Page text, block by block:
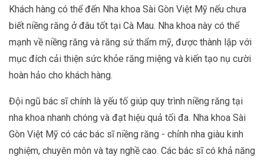
Khách hàng có thể đến Nha khoa Sài Gòn Việt Mỹ nếu chưa
biết niềng răng ở đâu tốt tại Cà Mau. Nha khoa này có thể
mạnh về niềng răng và răng sứ thẩm mỹ, được thành lập với
mục đích cải thiện sức khỏe răng miệng và kiến tạo nụ cười
hoàn hảo cho khách hàng.
Đội ngũ bác sĩ chính là yếu tố giúp quy trình niềng răng tại
nha khoa nhanh chóng và đạt hiệu quả tối đa. Nha khoa Sài
Gòn Việt Mỹ có các bác sĩ niềng răng - chỉnh nha giàu kinh
nghiệm, chuyên môn và tay nghề cao. Các bác sĩ có khả năng